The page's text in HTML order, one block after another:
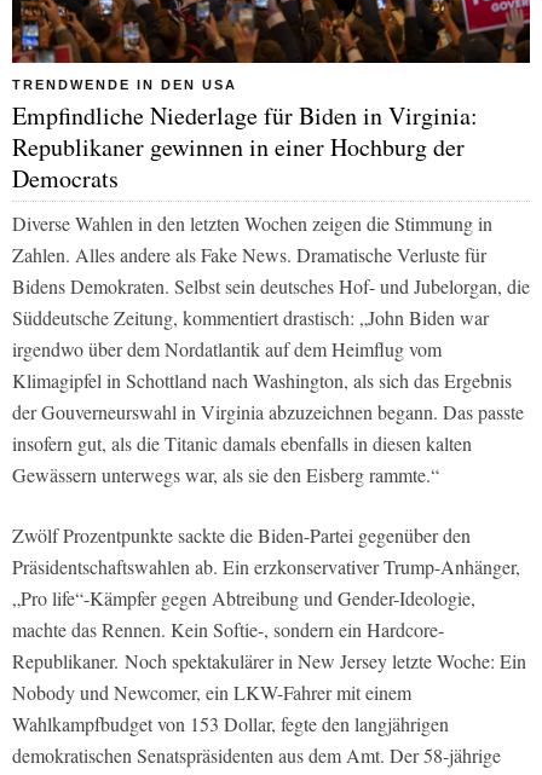
TRENDWENDE IN DEN USA
Empfindliche Niederlage für Biden in Virginia:
Republikaner gewinnen in einer Hochburg der
Democrats
Diverse Wahlen in den letzten Wochen zeigen die Stimmung in
Zahlen. Alles andere als Fake News. Dramatische Verluste für
Bidens Demokraten. Selbst sein deutsches Hof- und Jubelorgan, die
Süddeutsche Zeitung, kommentiert drastisch: „John Biden war
irgendwo über dem Nordatlantik auf dem Heimflug vom
Klimagipfel in Schottland nach Washington, als sich das Ergebnis
der Gouverneurswahl in Virginia abzuzeichnen begann. Das passte
insofern gut, als die Titanic damals ebenfalls in diesen kalten
Gewässern unterwegs war, als sie den Eisberg rammte.“
Zwölf Prozentpunkte sackte die Biden-Partei gegenüber den
Präsidentschaftswahlen ab. Ein erzkonservativer Trump-Anhänger,
„Pro life“-Kämpfer gegen Abtreibung und Gender-Ideologie,
machte das Rennen. Kein Softie-, sondern ein Hardcore-
Republikaner. Noch spektakulärer in New Jersey letzte Woche: Ein
Nobody und Newcomer, ein LKW-Fahrer mit einem
Wahlkampfbudget von 153 Dollar, fegte den langjährigen
demokratischen Senatspräsidenten aus dem Amt. Der 58-jährige